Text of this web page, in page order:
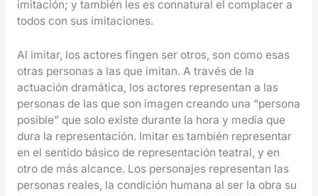
imitación; y también les es connatural el complacer a
todos con sus imitaciones.
Al imitar, los actores fingen ser otros, son como esas
otras personas a las que imitan. A través de la
actuación dramática, los actores representan a las
personas de las que son imagen creando una “persona
posible” que solo existe durante la hora y media que
dura la representación. Imitar es también representar
en el sentido básico de representación teatral, y en
otro de más alcance. Los personajes representan las
personas reales, la condición humana al ser la obra su